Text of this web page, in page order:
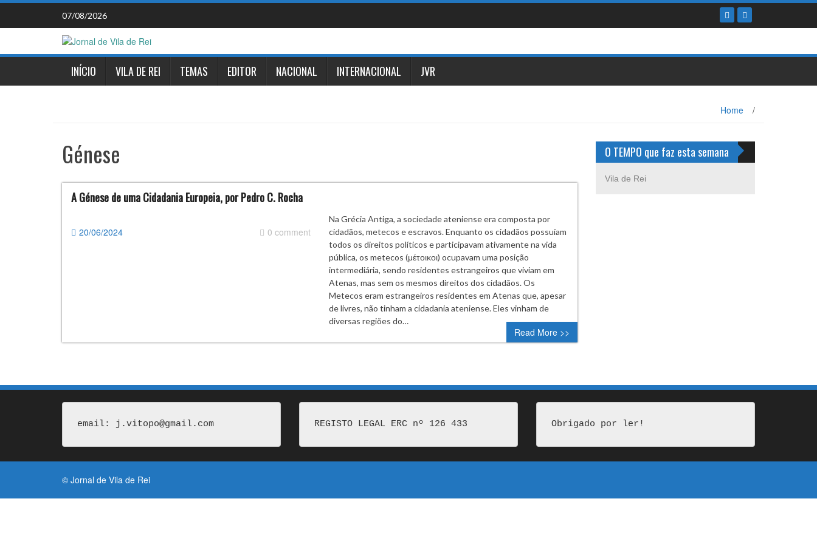
Skip
content
07/08/2026
INÍCIO VILA DE REI TEMAS EDITOR NACIONAL INTERNACIONAL JVR
Home /
Génese
A Génese de uma Cidadania Europeia, por Pedro C. Rocha
20/06/2024 0 comment
Na Grécia Antiga, a sociedade ateniense era composta por
cidadãos, metecos e escravos. Enquanto os cidadãos possuíam
todos os direitos políticos e participavam ativamente na vida
pública, os metecos (μέτοικοι) ocupavam uma posição
intermediária, sendo residentes estrangeiros que viviam em
Atenas, mas sem os mesmos direitos dos cidadãos. Os
Metecos eram estrangeiros residentes em Atenas que, apesar
de livres, não tinham a cidadania ateniense. Eles vinham de
diversas regiões do…
Read More >>
O TEMPO que faz esta semana
Vila de Rei
email: j.vitopo@gmail.com REGISTO LEGAL ERC nº 126 433 Obrigado por ler!
© Jornal de Vila de Rei